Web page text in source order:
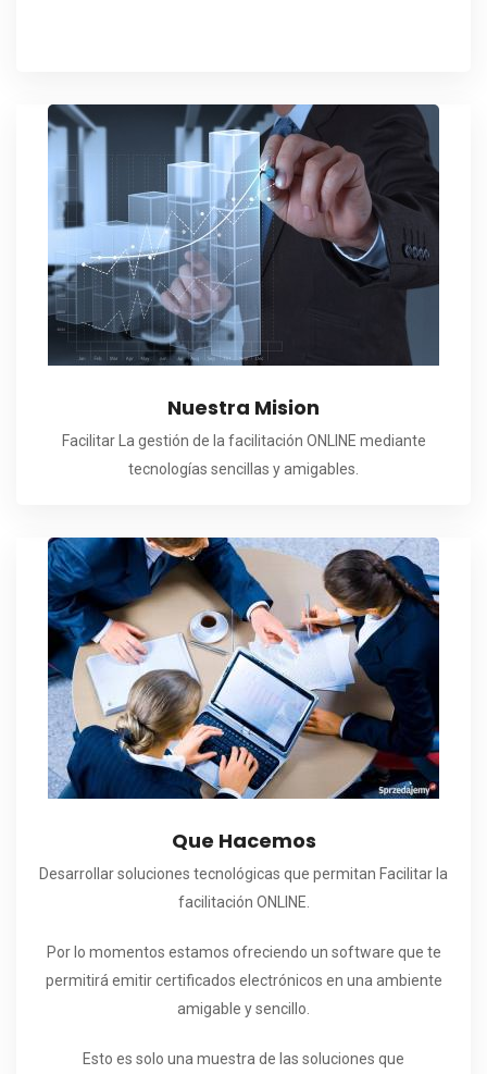
Nuestra Mision
Facilitar La gestión de la facilitación ONLINE mediante
tecnologías sencillas y amigables.
Que Hacemos
Desarrollar soluciones tecnológicas que permitan Facilitar la
facilitación ONLINE.
Por lo momentos estamos ofreciendo un software que te
permitirá emitir certificados electrónicos en una ambiente
amigable y sencillo.
Esto es solo una muestra de las soluciones que